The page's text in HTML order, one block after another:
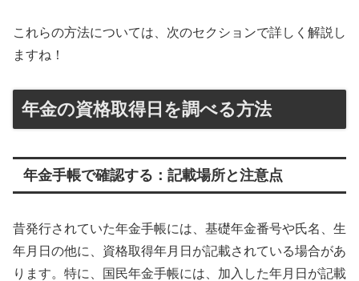
これらの方法については、次のセクションで詳しく解説し
ますね！
年金の資格取得日を調べる方法
年金手帳で確認する：記載場所と注意点
昔発行されていた年金手帳には、基礎年金番号や氏名、生
年月日の他に、資格取得年月日が記載されている場合があ
ります。特に、国民年金手帳には、加入した年月日が記載